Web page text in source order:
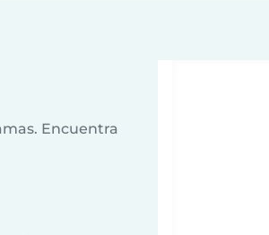
Encuentra